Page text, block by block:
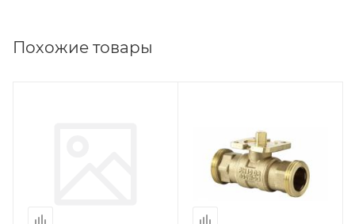
Похожие товары